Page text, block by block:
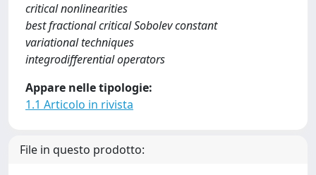
critical nonlinearities
best fractional critical Sobolev constant
variational techniques
integrodifferential operators
Appare nelle tipologie:
1.1 Articolo in rivista
File in questo prodotto: